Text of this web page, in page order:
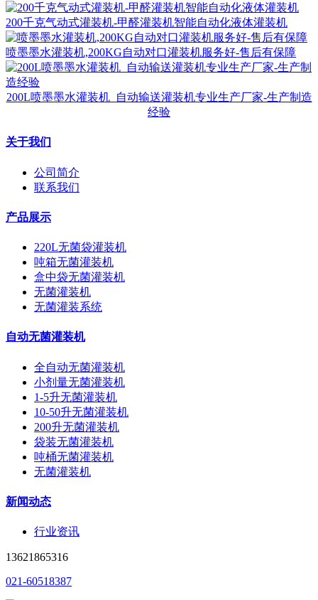
200千克气动式灌装机-甲醛灌装机智能自动化液体灌装机
喷墨墨水灌装机,200KG自动对口灌装机服务好-售后有保障
200L喷墨墨水灌装机_自动输送灌装机专业生产厂家-生产制造
经验
关于我们
公司简介
联系我们
产品展示
220L无菌袋灌装机
吨箱无菌灌装机
盒中袋无菌灌装机
无菌灌装机
无菌灌装系统
自动无菌灌装机
全自动无菌灌装机
小剂量无菌灌装机
1-5升无菌灌装机
10-50升无菌灌装机
200升无菌灌装机
袋装无菌灌装机
吨桶无菌灌装机
无菌灌装机
新闻动态
行业资讯
13621865316
021-60518387